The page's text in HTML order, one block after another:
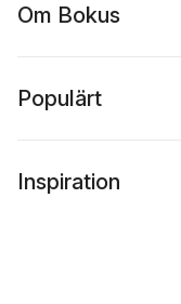
Om Bokus
Populärt
Inspiration